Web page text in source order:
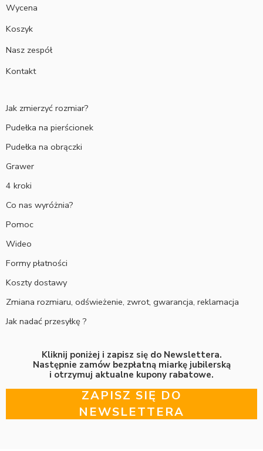
Wycena
Koszyk
Nasz zespół
Kontakt
Jak zmierzyć rozmiar?
Pudełka na pierścionek
Pudełka na obrączki
Grawer
4 kroki
Co nas wyróżnia?
Pomoc
Wideo
Formy płatności
Koszty dostawy
Zmiana rozmiaru, odświeżenie, zwrot, gwarancja, reklamacja
Jak nadać przesyłkę ?
Kliknij poniżej i zapisz się do Newslettera.
Następnie zamów bezpłatną miarkę jubilerską
i otrzymuj aktualne kupony rabatowe.
ZAPISZ SIĘ DO
NEWSLETTERA